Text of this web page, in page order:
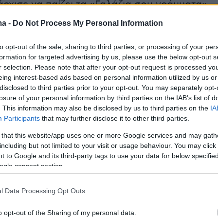
- Do Not Process My Personal Information
opt-out of the sale, sharing to third parties, or processing of your
for targeted advertising by us, please use the below opt-out
selection. Please note that after your opt-out request is processed
interest-based ads based on personal information utilized by us
to third parties prior to your opt-out. You may separately
of your personal information by third parties on the IAB’s list of
This information may also be disclosed by us to third parties on the
Participants that may further disclose it to other third parties.
that this website/app uses one or more Google services and may
but not limited to your visit or usage behaviour. You may
to Google and its third-party tags to use your data for below
consent section.
Data Processing Opt Outs
opt-out of the Sharing of my personal data.
να παίζει τα «Γαλάζια σου γράμματα».
αργότερα, μια άγνωστη επιβάτιδα
μικρή... συναυλία γεμάτη συναίσθημα.
#news #greektiktok #tiktokgreece ♬
- protothema.gr
και πολλοί εργαζόμενοι, οι οποίοι έβρισκαν
να πατήσουν για λίγο παύση στους
γεμίζοντας τον χώρο μεμουσικήκαι
μια διαφορετική νότα στην καθημερινότητα